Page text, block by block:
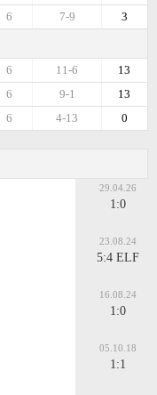
3
7-9
6
13
11-6
6
13
9-1
6
0
4-13
6
29.04.26
1:0
23.08.24
5:4 ELF
16.08.24
1:0
05.10.18
1:1